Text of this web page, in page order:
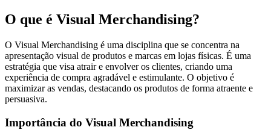
O que é Visual Merchandising?
O Visual Merchandising é uma disciplina que se concentra na
apresentação visual de produtos e marcas em lojas físicas. É uma
estratégia que visa atrair e envolver os clientes, criando uma
experiência de compra agradável e estimulante. O objetivo é
maximizar as vendas, destacando os produtos de forma atraente e
persuasiva.
Importância do Visual Merchandising